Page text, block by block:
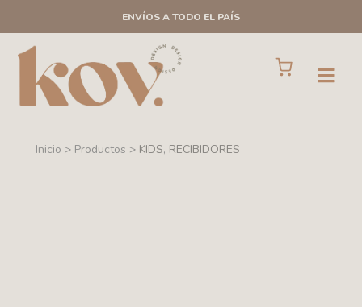
al
contenido
ENVÍOS A TODO EL PAÍS
Open
Cart
Inicio > Productos > KIDS, RECIBIDORES